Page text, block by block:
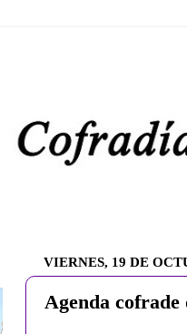
VIERNES, 19 DE
Agenda cofrade